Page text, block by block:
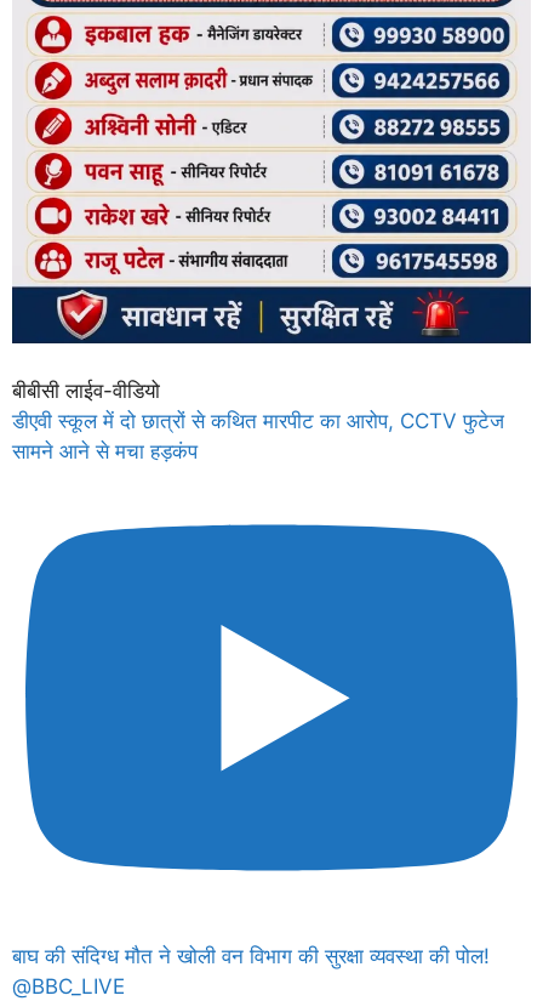
बीबीसी लाईव-वीडियो
डीएवी स्कूल में दो छात्रों से कथित मारपीट का आरोप, CCTV फुटेज
सामने आने से मचा हड़कंप
बाघ की संदिग्ध मौत ने खोली वन विभाग की सुरक्षा व्यवस्था की पोल!
@BBC_LIVE